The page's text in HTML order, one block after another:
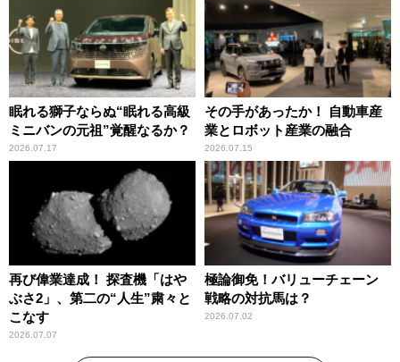
眠れる獅子ならぬ“眠れる高級
ミニバンの元祖”覚醒なるか？
2026.07.17
その手があったか！ 自動車産
業とロボット産業の融合
2026.07.15
再び偉業達成！ 探査機「はや
ぶさ2」、第二の“人生”粛々と
こなす
2026.07.07
極論御免！バリューチェーン
戦略の対抗馬は？
2026.07.02